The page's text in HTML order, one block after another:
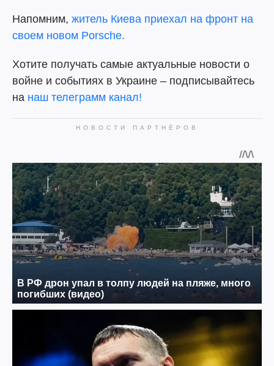
Напомним, житель Киева приехал на фронт на
своем новом Porsche.
Хотите получать самые актуальные новости о
войне и событиях в Украине – подписывайтесь
на наш телеграмм канал!